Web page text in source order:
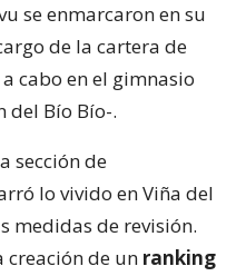
se enmarcaron en su
de la cartera de
cabo en el gimnasio
del Bío Bío-.
sección de
lo vivido en Viña del
medidas de revisión.
creación de un ranking